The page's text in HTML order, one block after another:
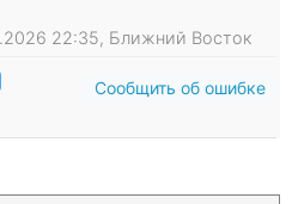
22:35, Ближний Восток
Сообщить об ошибке